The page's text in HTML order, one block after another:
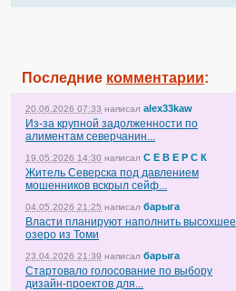
Последние комментарии:
20.06.2026 07:33 написал alex33kaw
Из-за крупной задолженности по
алиментам северчанин...
19.05.2026 14:30 написал С Е В Е Р С К
Житель Северска под давлением
мошенников вскрыл сейф...
04.05.2026 21:25 написал барыга
Власти планируют наполнить высохшее
озеро из Томи
23.04.2026 21:39 написал барыга
Стартовало голосование по выбору
дизайн-проектов для...